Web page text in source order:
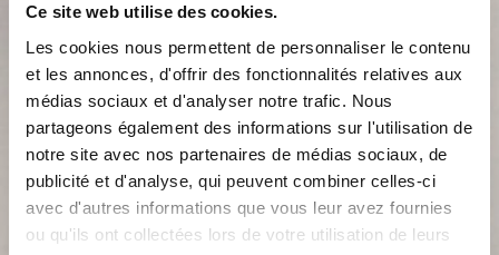
Ce site web utilise des cookies.
Les cookies nous permettent de personnaliser le contenu
et les annonces, d'offrir des fonctionnalités relatives aux
médias sociaux et d'analyser notre trafic. Nous
partageons également des informations sur l'utilisation de
notre site avec nos partenaires de médias sociaux, de
publicité et d'analyse, qui peuvent combiner celles-ci
avec d'autres informations que vous leur avez fournies
ou qu'ils ont collectées lors de votre utilisation de leurs